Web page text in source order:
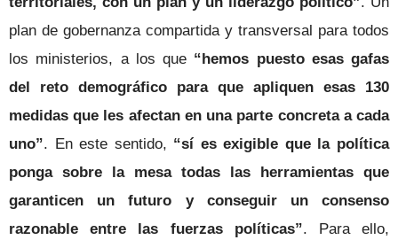
plan de gobernanza compartida y transversal para todos
los ministerios, a los que “hemos puesto esas gafas
del reto demográfico para que apliquen esas 130
medidas que les afectan en una parte concreta a cada
uno”. En este sentido, “sí es exigible que la política
ponga sobre la mesa todas las herramientas que
garanticen un futuro y conseguir un consenso
razonable entre las fuerzas políticas”. Para ello,